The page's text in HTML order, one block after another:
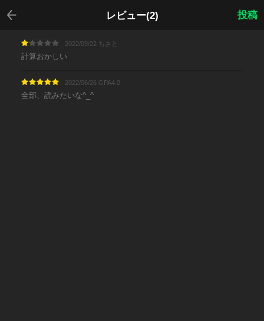
レビュー(2)
戻る
投稿
2022/09/22 ちさと
計算おかしい
2022/06/26 GPA4.0
全部、読みたいな^_^